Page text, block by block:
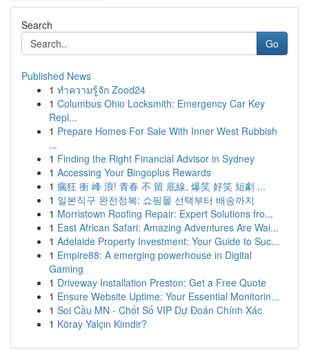
Search
Go
Published News
1 ทำความรู้จัก Zood24
1 Columbus Ohio Locksmith: Emergency Car Key
Repl...
1 Prepare Homes For Sale With Inner West Rubbish
...
1 Finding the Right Financial Advisor in Sydney
1 Accessing Your Bingoplus Rewards
1 瘋狂 衝 峰 浪! 青春 不 留 底線, 爆笑 好笑 短劇 ...
1 일본직구 완전정복: 쇼핑몰 선택부터 배송까지
1 Morristown Roofing Repair: Expert Solutions fro...
1 East African Safari: Amazing Adventures Are Wai...
1 Adelaide Property Investment: Your Guide to Suc...
1 Empire88: A emerging powerhouse in Digital
Gaming
1 Driveway Installation Preston: Get a Free Quote
1 Ensure Website Uptime: Your Essential Monitorin...
1 Soi Cầu MN - Chốt Số VIP Dự Đoán Chính Xác
1 Köray Yalçın Kimdir?